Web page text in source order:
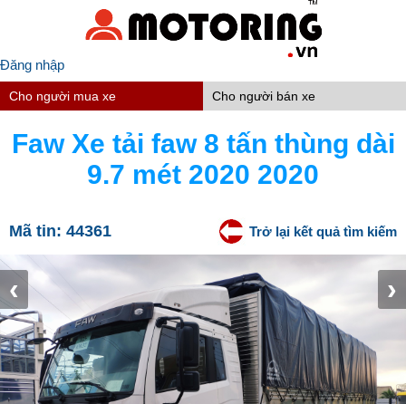
Đăng nhập
Cho người mua xe Cho người bán xe
Faw Xe tải faw 8 tấn thùng dài
9.7 mét 2020 2020
Mã tin: 44361 Trở lại kết quả tìm kiếm
‹ ›